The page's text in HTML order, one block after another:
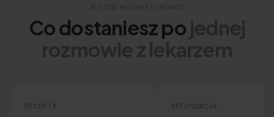
W CZYM MOŻEMY CI POMÓC
Co dostaniesz po jednej
rozmowie z lekarzem
RECEPTA REFUNDACJA